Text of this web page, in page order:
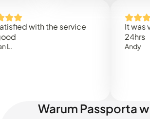
with the service
It was very
Warum Passporta